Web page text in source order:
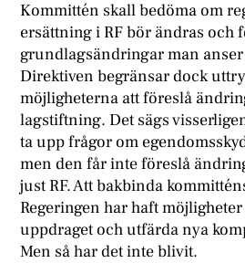
Kommittén skall bedöma om
ersättning i RF bör ändras och
grundlagsändringar man
Direktiven begränsar dock
möjligheterna att föreslå
lagstiftning. Det sägs
ta upp frågor om
men den får inte föreslå
just RF. Att bakbinda
Regeringen har haft
uppdraget och utfärda nya
Men så har det inte blivit.